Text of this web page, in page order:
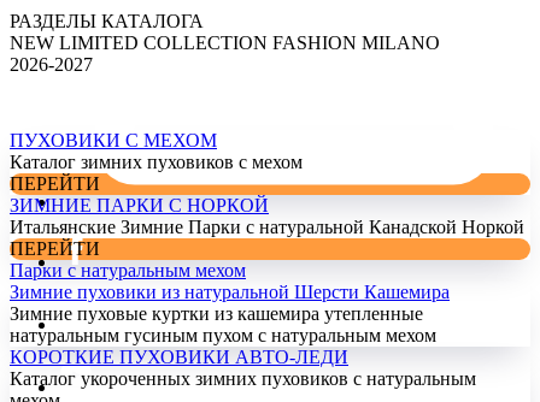
РАЗДЕЛЫ КАТАЛОГА
NEW LIMITED COLLECTION FASHION MILANO
2026-2027
ПУХОВИКИ С МЕХОМ
Каталог зимних пуховиков с мехом
ПЕРЕЙТИ
ЗИМНИЕ ПАРКИ С НОРКОЙ
Итальянские Зимние Парки с натуральной Канадской Норкой
ПЕРЕЙТИ
Парки с натуральным мехом
Зимние пуховики из натуральной Шерсти Кашемира
Зимние пуховые куртки из кашемира утепленные
натуральным гусиным пухом с натуральным мехом
КОРОТКИЕ ПУХОВИКИ АВТО-ЛЕДИ
Каталог укороченных зимних пуховиков с натуральным